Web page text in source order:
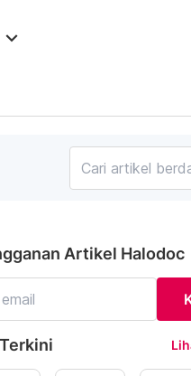
keyboard_arrow_down
Artikel Halodoc